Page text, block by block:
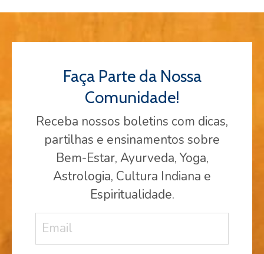
Faça Parte da Nossa
Comunidade!
Receba nossos boletins com dicas,
partilhas e ensinamentos sobre
Bem-Estar, Ayurveda, Yoga,
Astrologia, Cultura Indiana e
Espiritualidade.